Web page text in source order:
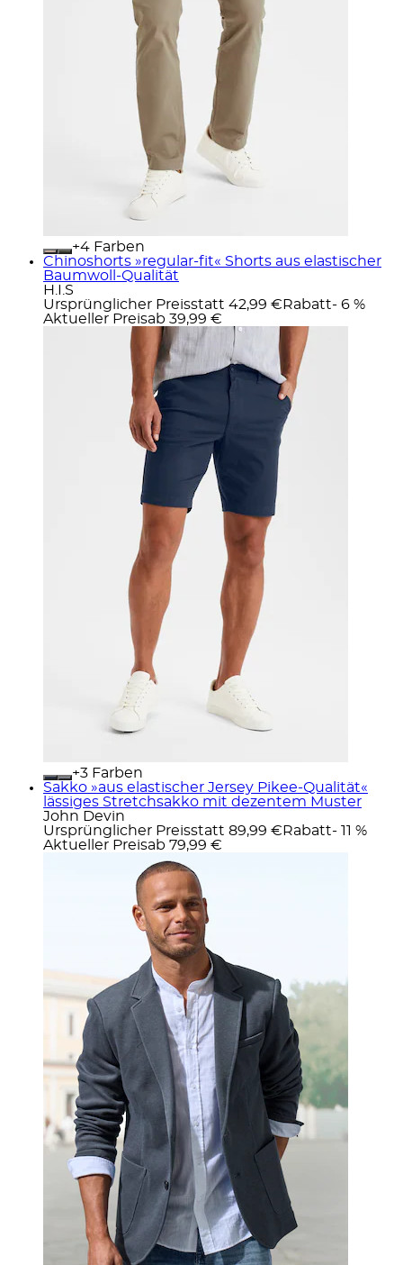
+
Farben
Chinoshorts »regular-fit« Shorts aus elastischer
Baumwoll-Qualität
H.I.S
Ursprünglicher Preisstatt 42,99 € Rabatt- 6 %
Aktueller Preisab 39,99 €
+
Farben
Sakko »aus elastischer Jersey Pikee-Qualität«
lässiges Stretchsakko mit dezentem Muster
John Devin
Ursprünglicher Preisstatt 89,99 € Rabatt- 11 %
Aktueller Preisab 79,99 €